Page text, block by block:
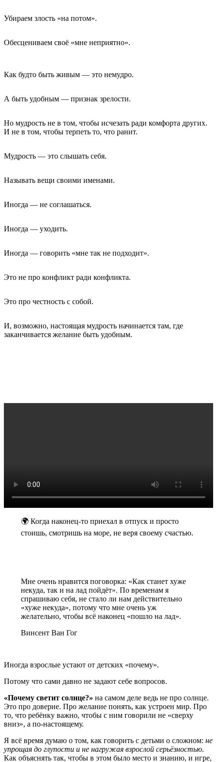
Убираем злость «на потом».
Обесцениваем своё «мне неприятно».
Как будто быть живым — это немудро.
А быть удобным — признак зрелости.
Но мудрость не в том, чтобы исчезать ради комфорта других.
И не в том, чтобы терпеть то, что ранит.
Мудрость — это слышать себя.
Называть вещи своими именами.
Иногда — не соглашаться.
Иногда — уходить.
Иногда — говорить «мне так не подходит».
Это не про конфликт ради конфликта.
Это про честность с собой.
И, возможно, настоящая мудрость начинается там, где
заканчивается желание быть удобным.
🌍 Когда наконец-то приехал в отпуск и просто
стоишь, смотришь на море, не веря своему счастью.
Мне очень нравится поговорка: «Как станет хуже
некуда, так и на лад пойдёт». По временам я
спрашиваю себя, не стало ли нам действительно
«хуже некуда», потому что мне очень уж
желательно, чтобы всё наконец «пошло на лад».
Винсент Ван Гог
Иногда взрослые устают от детских «почему».
Потому что сами давно не задают себе вопросов.
«Почему светит солнце?» на самом деле ведь не про солнце.
Это про доверие. Про желание понять, как устроен мир. Про
то, что ребёнку важно, чтобы с ним говорили не «сверху
вниз», а по-настоящему.
Я всё время думаю о том, как говорить с детьми о сложном: не
упрощая до глупости и не нагружая взрослой серьёзностью.
Как объяснять так, чтобы в этом было место и знанию, и игре,